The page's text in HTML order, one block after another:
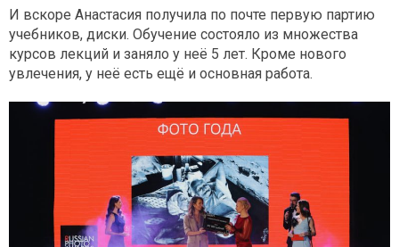
И вскоре Анастасия получила по почте первую партию
учебников, диски. Обучение состояло из множества
курсов лекций и заняло у неё 5 лет. Кроме нового
увлечения, у неё есть ещё и основная работа.